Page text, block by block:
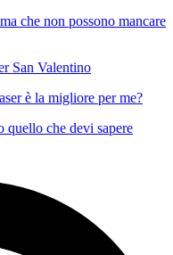
che non possono mancare
San Valentino
è la migliore per me?
quello che devi sapere